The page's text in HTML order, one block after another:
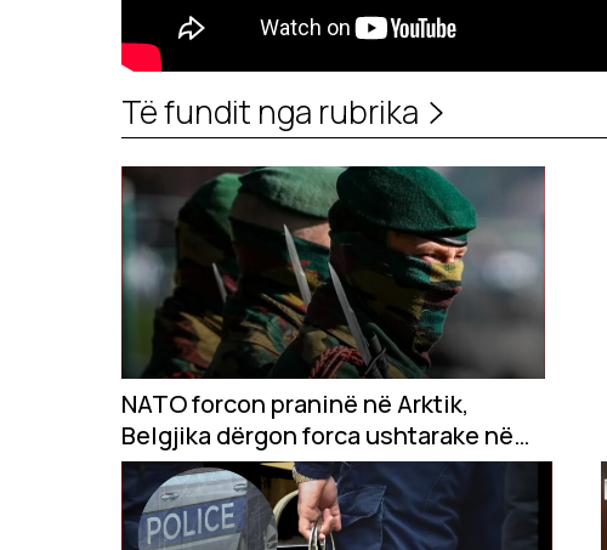
Të fundit nga rubrika
NATO forcon praninë në Arktik,
Belgjika dërgon forca ushtarake në
Grenlandë